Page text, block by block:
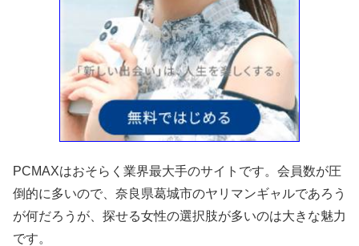
PCMAXはおそらく業界最大手のサイトです。会員数が圧
倒的に多いので、奈良県葛城市のヤリマンギャルであろう
が何だろうが、探せる女性の選択肢が多いのは大きな魅力
です。